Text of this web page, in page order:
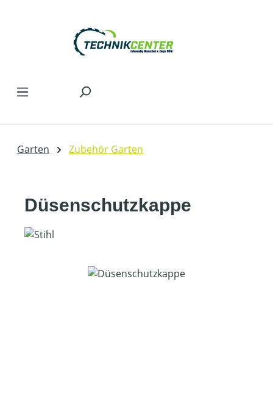
Garten Zubehör Garten
Düsenschutzkappe
Bildergalerie überspringen